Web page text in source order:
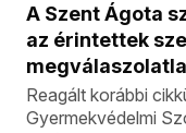
A Szent Ágota
az érintettek
Reagált korábbi
Gyermekvédelmi